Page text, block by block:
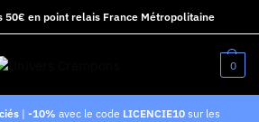
50€ en point relais France Métropolitaine
0
| -10% avec le code LICENCIE10 sur les